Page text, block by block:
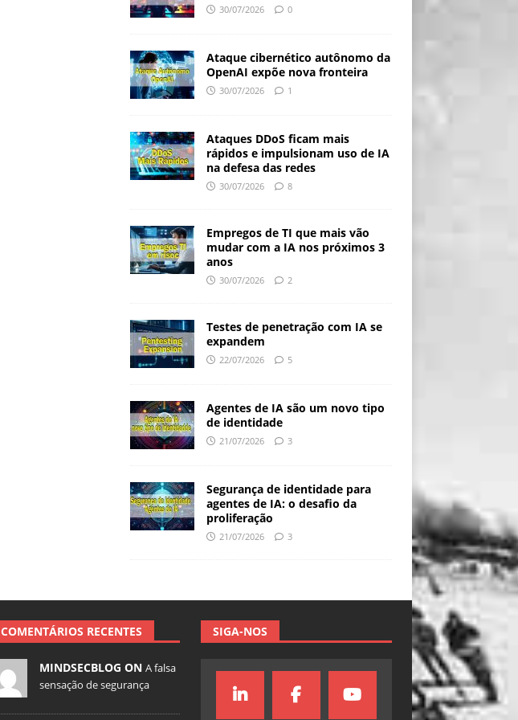
30/07/2026 0
Ataque cibernético autônomo da
OpenAI expõe nova fronteira
30/07/2026 1
Ataques DDoS ficam mais
rápidos e impulsionam uso de IA
na defesa das redes
30/07/2026 8
Empregos de TI que mais vão
mudar com a IA nos próximos 3
anos
30/07/2026 2
Testes de penetração com IA se
expandem
22/07/2026 5
Agentes de IA são um novo tipo
de identidade
21/07/2026 3
Segurança de identidade para
agentes de IA: o desafio da
proliferação
21/07/2026 3
COMENTÁRIOS RECENTES
MINDSECBLOG ON A falsa
sensação de segurança
SIGA-NOS